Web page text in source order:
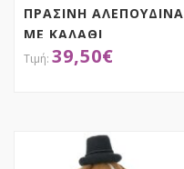
ΠΡΑΣΙΝΗ ΑΛΕΠΟΥΔΙΝΑ
ΜΕ ΚΑΛΑΘΙ
23Χ22Χ70ΕΚ
39,50€